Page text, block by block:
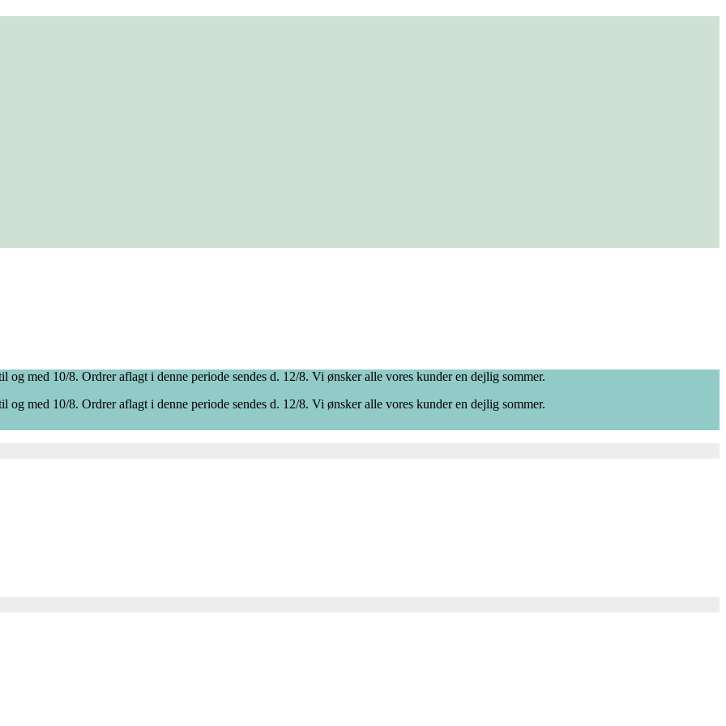
med 10/8. Ordrer aflagt i denne periode sendes d. 12/8. Vi ønsker alle vores kunder en dejlig sommer.
med 10/8. Ordrer aflagt i denne periode sendes d. 12/8. Vi ønsker alle vores kunder en dejlig sommer.